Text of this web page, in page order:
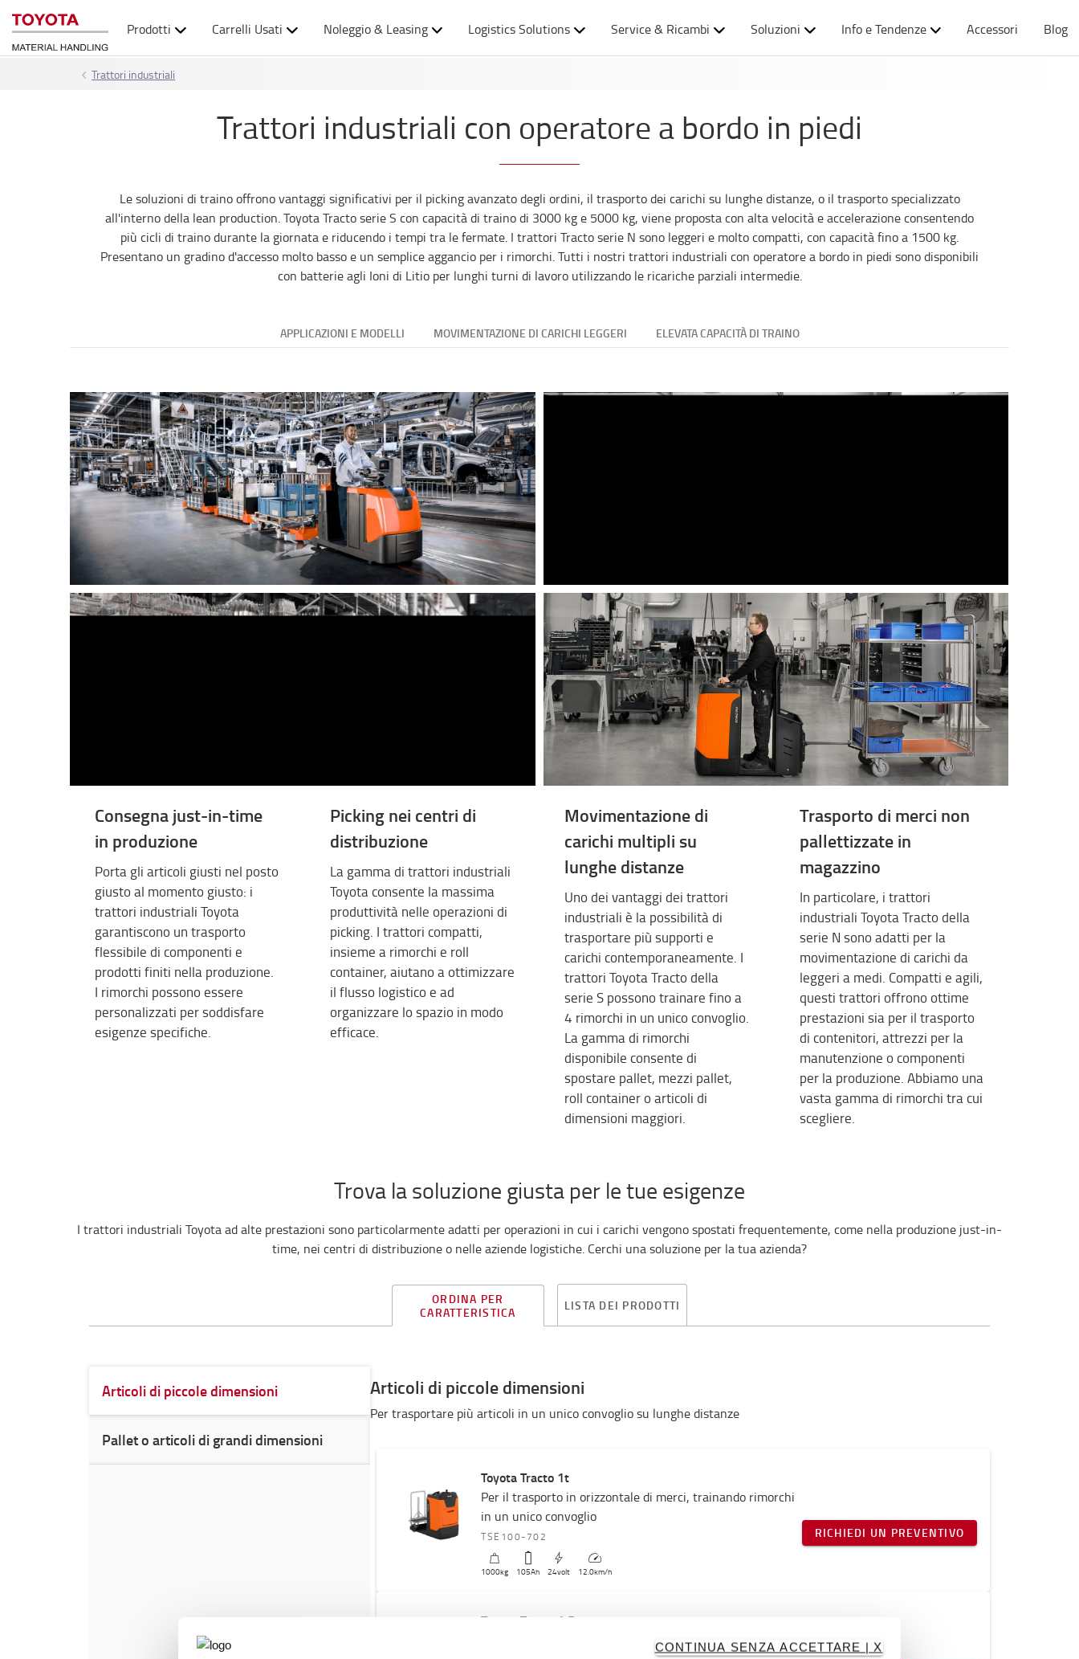
CONTINUA SENZA ACCETTARE | X
Prodotti Carrelli Usati Noleggio & Leasing Logistics Solutions Service & Ricambi Soluzioni Info e Tendenze Accessori Blog
Trattori industriali
Trattori industriali con operatore a bordo in piedi
Le soluzioni di traino offrono vantaggi significativi per il picking avanzato degli ordini, il trasporto dei carichi su lunghe distanze, o il trasporto specializzato
all'interno della lean production. Toyota Tracto serie S con capacità di traino di 3000 kg e 5000 kg, viene proposta con alta velocità e accelerazione consentendo
più cicli di traino durante la giornata e riducendo i tempi tra le fermate. I trattori Tracto serie N sono leggeri e molto compatti, con capacità fino a 1500 kg.
Presentano un gradino d'accesso molto basso e un semplice aggancio per i rimorchi. Tutti i nostri trattori industriali con operatore a bordo in piedi sono disponibili
con batterie agli Ioni di Litio per lunghi turni di lavoro utilizzando le ricariche parziali intermedie.
APPLICAZIONI E MODELLI MOVIMENTAZIONE DI CARICHI LEGGERI ELEVATA CAPACITÀ DI TRAINO
Consegna just-in-time
in produzione
Porta gli articoli giusti nel posto
giusto al momento giusto: i
trattori industriali Toyota
garantiscono un trasporto
flessibile di componenti e
prodotti finiti nella produzione.
I rimorchi possono essere
personalizzati per soddisfare
esigenze specifiche.
Picking nei centri di
distribuzione
La gamma di trattori industriali
Toyota consente la massima
produttività nelle operazioni di
picking. I trattori compatti,
insieme a rimorchi e roll
container, aiutano a ottimizzare
il flusso logistico e ad
organizzare lo spazio in modo
efficace.
Movimentazione di
carichi multipli su
lunghe distanze
Uno dei vantaggi dei trattori
industriali è la possibilità di
trasportare più supporti e
carichi contemporaneamente. I
trattori Toyota Tracto della
serie S possono trainare fino a
4 rimorchi in un unico convoglio.
La gamma di rimorchi
disponibile consente di
spostare pallet, mezzi pallet,
roll container o articoli di
dimensioni maggiori.
Trasporto di merci non
pallettizzate in
magazzino
In particolare, i trattori
industriali Toyota Tracto della
serie N sono adatti per la
movimentazione di carichi da
leggeri a medi. Compatti e agili,
questi trattori offrono ottime
prestazioni sia per il trasporto
di contenitori, attrezzi per la
manutenzione o componenti
per la produzione. Abbiamo una
vasta gamma di rimorchi tra cui
scegliere.
Trova la soluzione giusta per le tue esigenze
I trattori industriali Toyota ad alte prestazioni sono particolarmente adatti per operazioni in cui i carichi vengono spostati frequentemente, come nella produzione just-in-
time, nei centri di distribuzione o nelle aziende logistiche. Cerchi una soluzione per la tua azienda?
ORDINA PER
CARATTERISTICA
LISTA DEI PRODOTTI
Articoli di piccole dimensioni
Pallet o articoli di grandi dimensioni
Articoli di piccole dimensioni
Per trasportare più articoli in un unico convoglio su lunghe distanze
Toyota Tracto 1t
Per il trasporto in orizzontale di merci, trainando rimorchi
in un unico convoglio
TSE100-702
1000kg 105Ah 24volt 12.0km/h
RICHIEDI UN PREVENTIVO
Toyota Tracto 1,5t
Per il trasporto in orizzontale di merci, trainando rimorchi